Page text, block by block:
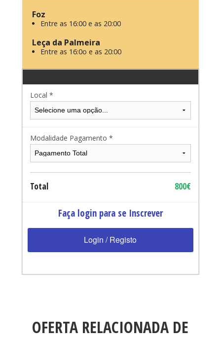
Foz
Entre as 16:00 e as 20:00
Leça da Palmeira
Entre as 16:0o e as 20:00
Local *
Modalidade Pagamento *
Total 800€
Faça login para se Inscrever
Login / Registo
OFERTA RELACIONADA DE